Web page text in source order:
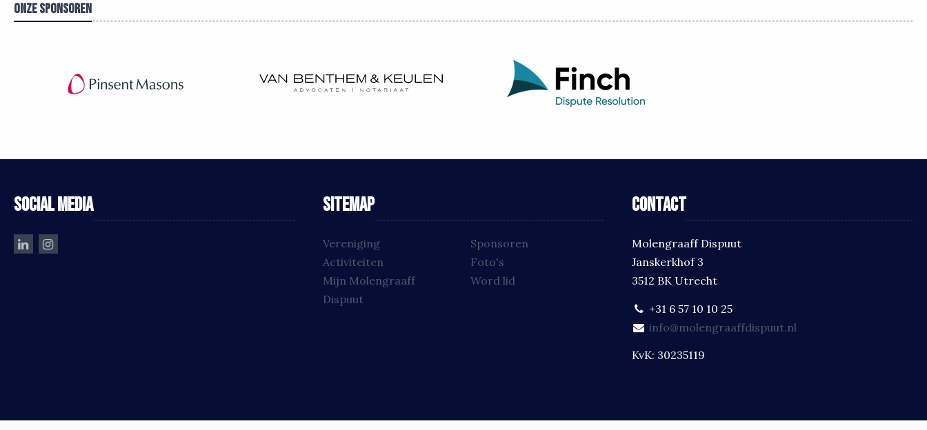
Onze sponsoren
Social media Sitemap
Vereniging
Activiteiten
Mijn Molengraaff
Dispuut
Sponsoren
Foto's
Word lid
Contact
Molengraaff Dispuut
Janskerkhof 3
3512 BK Utrecht
+31 6 57 10 10 25
info@molengraaffdispuut.nl
KvK: 30235119